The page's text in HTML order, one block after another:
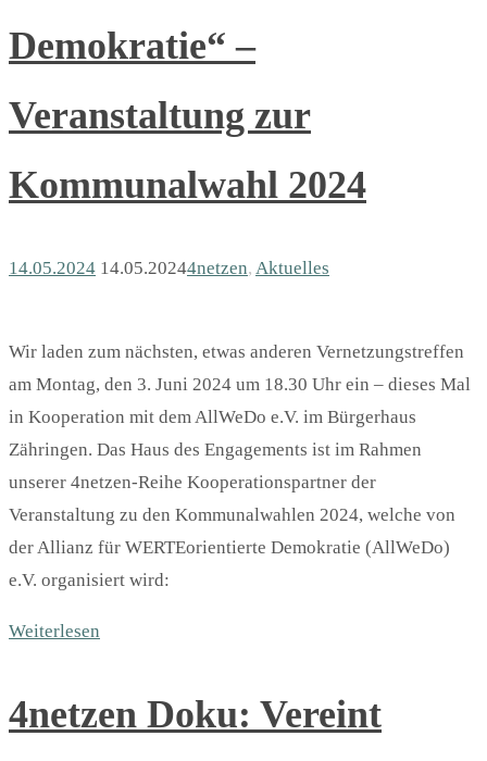
Demokratie“ –
Veranstaltung zur
Kommunalwahl 2024
14.05.2024 14.05.20244netzen, Aktuelles
Wir laden zum nächsten, etwas anderen Vernetzungstreffen
am Montag, den 3. Juni 2024 um 18.30 Uhr ein – dieses Mal
in Kooperation mit dem AllWeDo e.V. im Bürgerhaus
Zähringen. Das Haus des Engagements ist im Rahmen
unserer 4netzen-Reihe Kooperationspartner der
Veranstaltung zu den Kommunalwahlen 2024, welche von
der Allianz für WERTEorientierte Demokratie (AllWeDo)
e.V. organisiert wird:
Weiterlesen
4netzen Doku: Vereint